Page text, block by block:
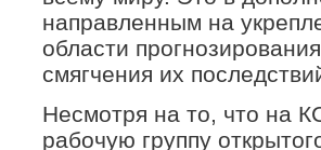
направленным на
области
смягчения их
Несмотря на то, что на
рабочую группу